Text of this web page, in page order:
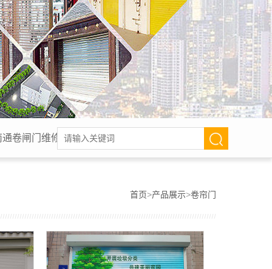
卷闸门维修,南通电动卷帘门,南通工厂电动门,南通
首页>产品展示>卷帘门